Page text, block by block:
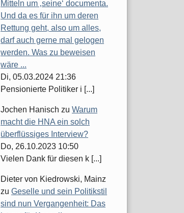
Mitteln um ‚seine‘ documenta.
Und da es für ihn um deren
Rettung geht, also um alles,
darf auch gerne mal gelogen
werden. Was zu beweisen
wäre ...
Di, 05.03.2024 21:36
Pensionierte Politiker i [...]
Jochen Hanisch zu Warum
macht die HNA ein solch
überflüssiges Interview?
Do, 26.10.2023 10:50
Vielen Dank für diesen k [...]
Dieter von Kiedrowski, Mainz
zu Geselle und sein Politikstil
sind nun Vergangenheit: Das